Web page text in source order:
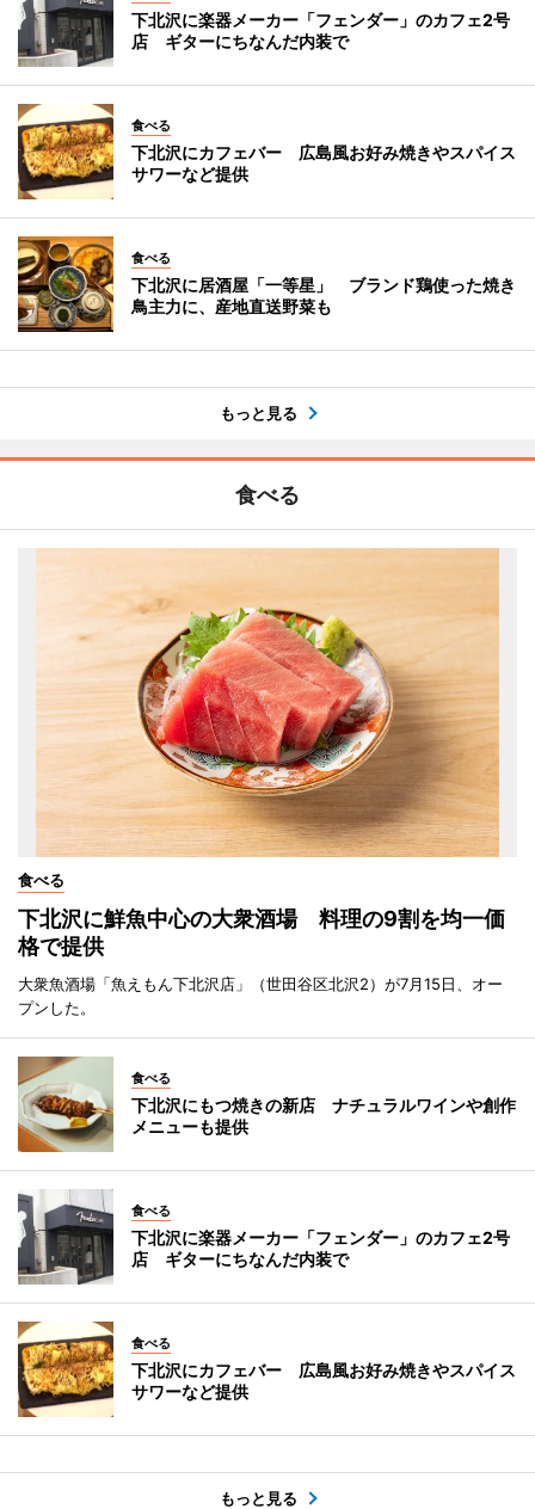
下北沢に楽器メーカー「フェンダー」のカフェ2号
店 ギターにちなんだ内装で
食べる
下北沢にカフェバー 広島風お好み焼きやスパイス
サワーなど提供
食べる
下北沢に居酒屋「一等星」 ブランド鶏使った焼き
鳥主力に、産地直送野菜も
もっと見る
食べる
食べる
下北沢に鮮魚中心の大衆酒場 料理の9割を均一価
格で提供
大衆魚酒場「魚えもん下北沢店」（世田谷区北沢2）が7月15日、オー
プンした。
食べる
下北沢にもつ焼きの新店 ナチュラルワインや創作
メニューも提供
食べる
下北沢に楽器メーカー「フェンダー」のカフェ2号
店 ギターにちなんだ内装で
食べる
下北沢にカフェバー 広島風お好み焼きやスパイス
サワーなど提供
もっと見る